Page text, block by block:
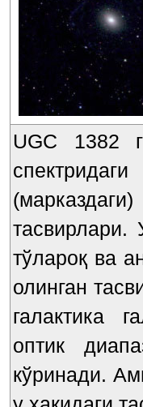
UGC 1382
тасвирлари.
тўлароқ ва
олинган
галактика
оптик
кўринади.